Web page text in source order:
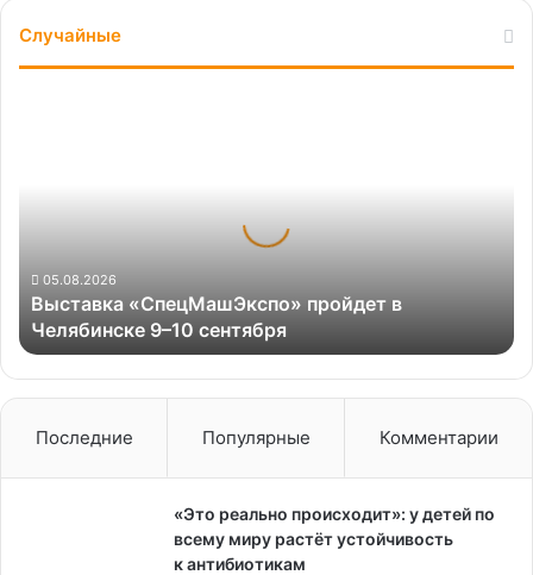
Случайные
сентября
05.08.2026
Выставка «СпецМашЭкспо» пройдет в
Челябинске 9–10 сентября
Последние Популярные Комментарии
«Это реально происходит»: у детей по
всему миру растёт устойчивость
к антибиотикам